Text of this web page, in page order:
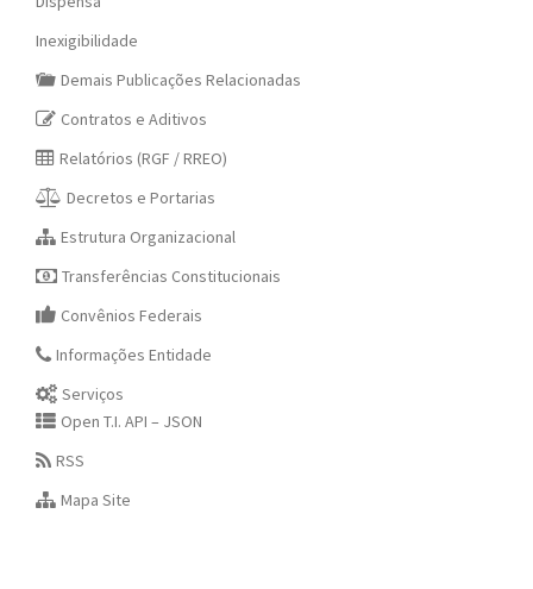
Inexigibilidade
Demais Publicações Relacionadas
Contratos e Aditivos
Relatórios (RGF / RREO)
Decretos e Portarias
Estrutura Organizacional
Transferências Constitucionais
Convênios Federais
Informações Entidade
Serviços
Open T.I. API – JSON
RSS
Mapa Site